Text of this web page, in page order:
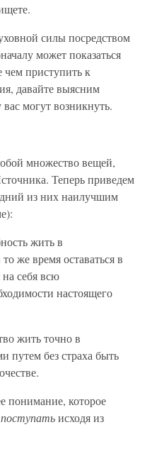
силы посредством
может показаться
приступить к
давайте выясним
могут возникнуть.
множество вещей,
Теперь приведем
из них наилучшим
жить в
же время оставаться в
себя всю
настоящего
жить точно в
путем без страха быть
понимание, которое
исходя из